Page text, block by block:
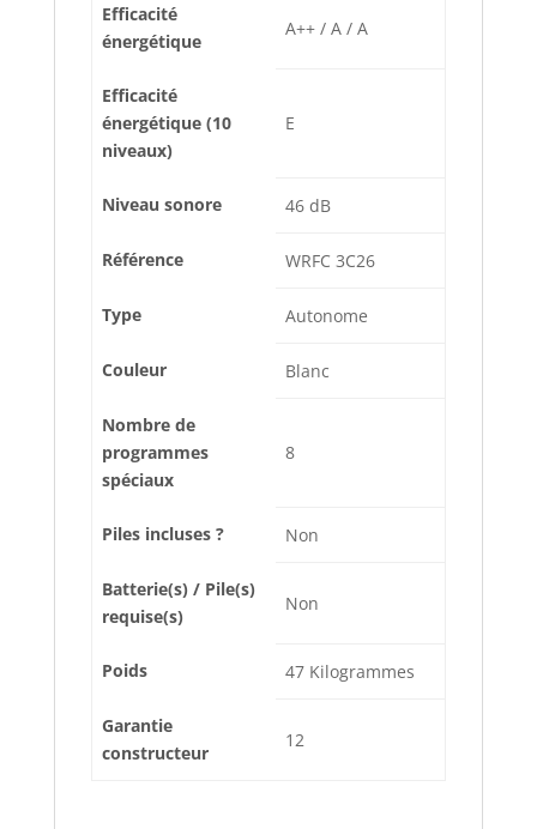
Efficacité
énergétique
‎A++ / A / A
Efficacité
énergétique (10
niveaux)
‎E
Niveau sonore ‎46 dB
Référence ‎WRFC 3C26
Type ‎Autonome
Couleur ‎Blanc
Nombre de
programmes
spéciaux
‎8
Piles incluses ? ‎Non
Batterie(s) / Pile(s)
requise(s)
‎Non
Poids ‎47 Kilogrammes
Garantie
constructeur
‎12